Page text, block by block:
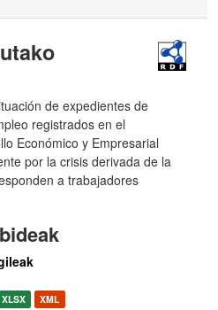
de expedientes de
registrados en el
Económico y Empresarial
por la crisis derivada de la
a trabajadores
XLSX XML